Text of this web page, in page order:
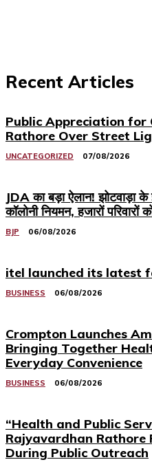
Recent Articles
Public Appreciation for
Rathore Over Street
UNCATEGORIZED 07/08/2026
JDA का बड़ा ऐलान! झोटवाड़ा के
कॉलोनी नियमन, हजारों परिवारों
BJP 06/08/2026
itel launched its latest
BUSINESS 06/08/2026
Crompton Launches
Bringing Together
Everyday Convenience
BUSINESS 06/08/2026
“Health and Public
Rajyavardhan Rathore
During Public Outreach